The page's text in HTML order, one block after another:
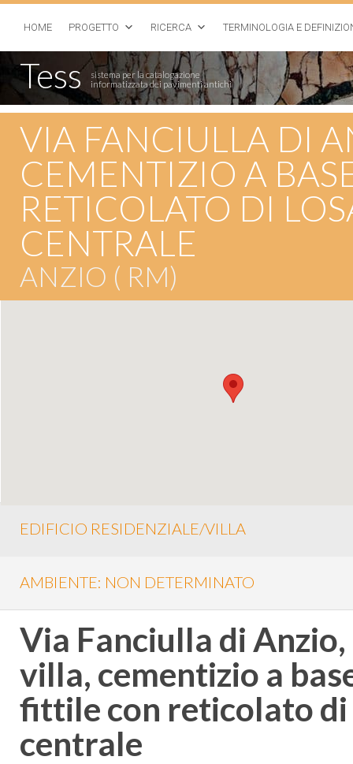
HOME PROGETTO RICERCA TERMINOLOGIA E
Tess
sistema per la catalogazione
informatizzata dei pavimenti antichi
VIA FANCIULLA DI
CEMENTIZIO A
RETICOLATO DI
CENTRALE
ANZIO ( RM)
EDIFICIO RESIDENZIALE/VILLA
AMBIENTE: NON DETERMINATO
Via Fanciulla di Anzio,
villa, cementizio a
fittile con reticolato
centrale